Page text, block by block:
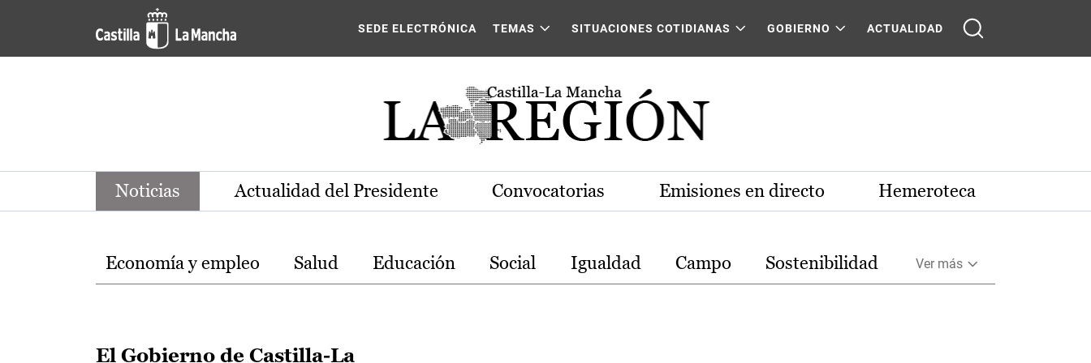
Pasar al contenido principal
Noticias de la región de Castilla-La Mancha
SEDE ELECTRÓNICA TEMAS SITUACIONES COTIDIANAS GOBIERNO ACTUALIDAD
Noticias Actualidad del Presidente Convocatorias Emisiones en directo Hemeroteca
Temas
Economía y empleo Salud Educación Social Igualdad Campo Sostenibilidad Ver más
El Gobierno de Castilla-La